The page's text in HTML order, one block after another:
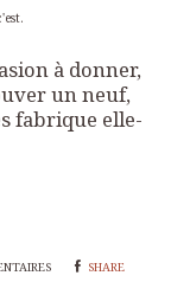
à donner,
un neuf,
fabrique elle-
SHARE